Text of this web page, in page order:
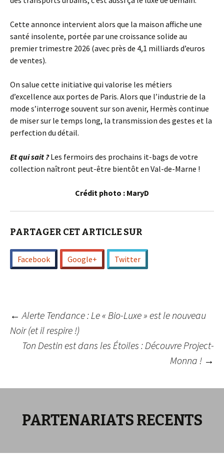
Cette annonce intervient alors que la maison affiche une
santé insolente, portée par une croissance solide au
premier trimestre 2026 (avec près de 4,1 milliards d’euros
de ventes).
On salue cette initiative qui valorise les métiers
d’excellence aux portes de Paris. Alors que l’industrie de la
mode s’interroge souvent sur son avenir, Hermès continue
de miser sur le temps long, la transmission des gestes et la
perfection du détail.
Et qui sait ?Les fermoirs des prochains it-bags de votre
collection naîtront peut-être bientôt en Val-de-Marne !
Crédit photo : MaryD
PARTAGER CET ARTICLE SUR
Facebook Google+ Twitter
Navigation
des
articles
← Alerte Tendance : Le « Bio-Luxe » est le nouveau
Noir (et il respire !)
Ton Destin est dans les Étoiles : Découvre Project-
Monna ! →
PARTENARIATS RECENTS